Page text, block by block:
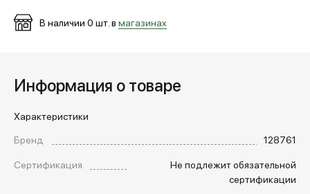
ПОКУПАТЕЛЯМ
ОПЛАТА И ДОСТАВКА
В наличии 0 шт. в магазинах
Информация о товаре
Характеристики
Бренд
128761
Сертификация
Не подлежит обязательной
сертификации